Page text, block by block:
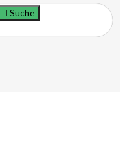
Suche